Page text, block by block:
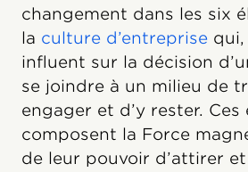
changement dans les six
la culture d’entreprise qui,
influent sur la décision
se joindre à un milieu de
engager et d’y rester. Ces
composent la Force
de leur pouvoir d’attirer